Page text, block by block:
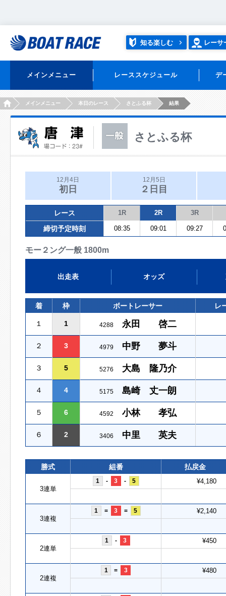
知る楽しむ レーサ
メインメニュー レーススケジュール デ
HOMEメインメニュー 本日のレース さとふる杯 結果
さとふる杯
12月4日
初日
12月5日
２日目
レース 1R 2R 3R
締切予定時刻 08:35 09:01 09:27
モー２ング一般 1800m
出走表 オッズ
着 枠 ボートレーサー レ
１ 1 4288 永田 啓二
２ 3 4979 中野 夢斗
３ 5 5276 大島 隆乃介
４ 4 5175 島崎 丈一朗
５ 6 4592 小林 孝弘
６ 2 3406 中里 英夫
勝式 組番 払戻金
3連単
1 - 3 - 5 ¥4,180
3連複
1 = 3 = 5 ¥2,140
2連単
1 - 3 ¥450
2連複
1 = 3 ¥480